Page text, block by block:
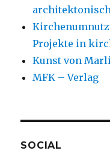
Projekte in
Kunst von
MFK – Verlag
SOCIAL